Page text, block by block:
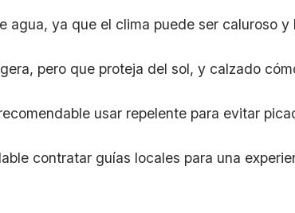
agua, ya que el clima puede ser caluroso y
pero que proteja del sol, y calzado
usar repelente para evitar
contratar guías locales para una